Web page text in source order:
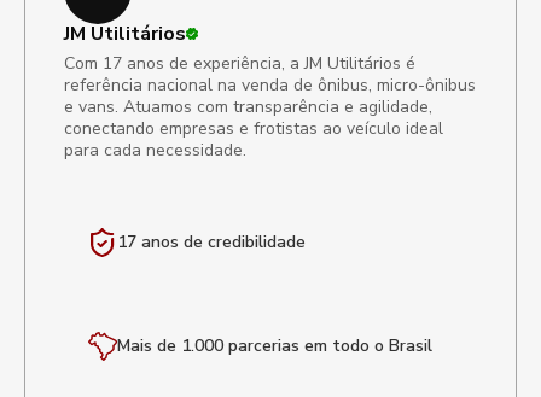
JM Utilitários
Com 17 anos de experiência, a JM Utilitários é
referência nacional na venda de ônibus, micro-ônibus
e vans. Atuamos com transparência e agilidade,
conectando empresas e frotistas ao veículo ideal
para cada necessidade.
17 anos de credibilidade
Mais de 1.000 parcerias em todo o Brasil